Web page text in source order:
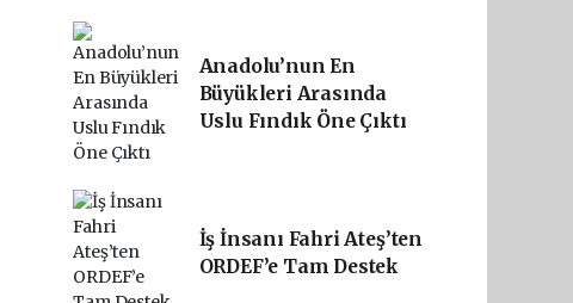
Anadolu’nun En
Büyükleri Arasında
Uslu Fındık Öne Çıktı
İş İnsanı Fahri Ateş’ten
ORDEF’e Tam Destek